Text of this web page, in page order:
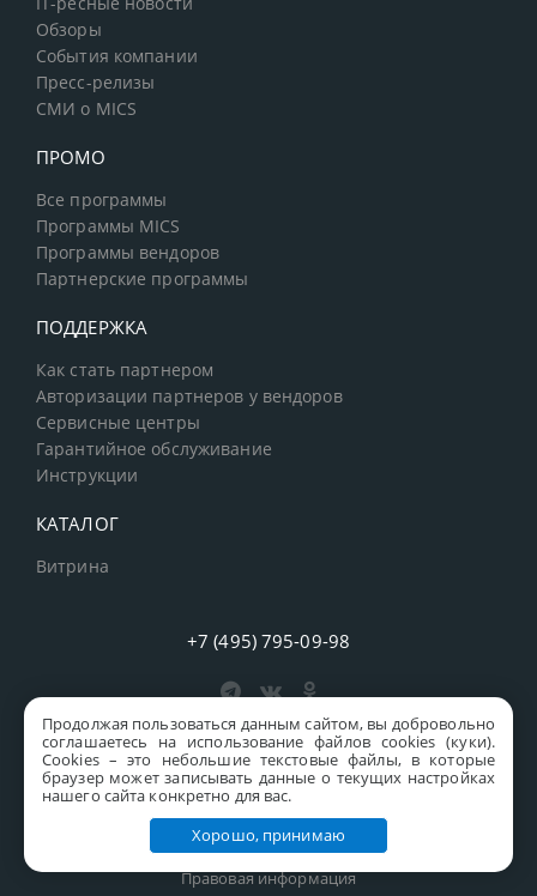
Продолжая пользоваться данным сайтом, вы добровольно
соглашаетесь на использование файлов cookies (куки).
Сookies – это небольшие текстовые файлы, в которые
браузер может записывать данные о текущих настройках
нашего сайта конкретно для вас.
Хорошо, принимаю
Обзоры
События компании
Пресс-релизы
СМИ о MICS
ПРОМО
Все программы
Программы MICS
Программы вендоров
Партнерские программы
ПОДДЕРЖКА
Как стать партнером
Авторизации партнеров у вендоров
Сервисные центры
Гарантийное обслуживание
Инструкции
КАТАЛОГ
Витрина
+7 (495) 795-09-98
Полная версия
старая версия сайта
Все права защищены © 1997-2026 MICS Distribution Company
Правовая информация